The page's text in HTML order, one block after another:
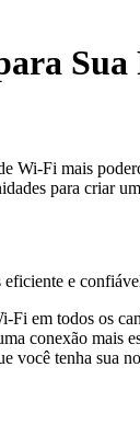
Sua
Fi mais
para criar
eficiente e
em todos os
conexão mais
você tenha sua